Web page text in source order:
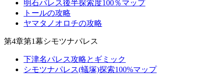
明石パレス後半探索度100％マップ
トールの攻略
ヤマタノオロチの攻略
第4章第1幕シモツナパレス
下津名パレス攻略とギミック
シモツナパレス(蟻塚)探索100%マップ